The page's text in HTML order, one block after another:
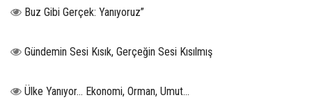
Buz Gibi Gerçek: Yanıyoruz”
Gündemin Sesi Kısık, Gerçeğin Sesi Kısılmış
Ülke Yanıyor… Ekonomi, Orman, Umut…